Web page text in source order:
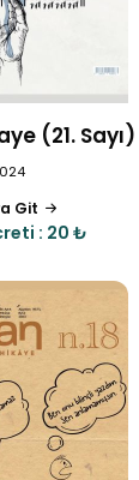
(21. Sayı)
Git
: 20 ₺